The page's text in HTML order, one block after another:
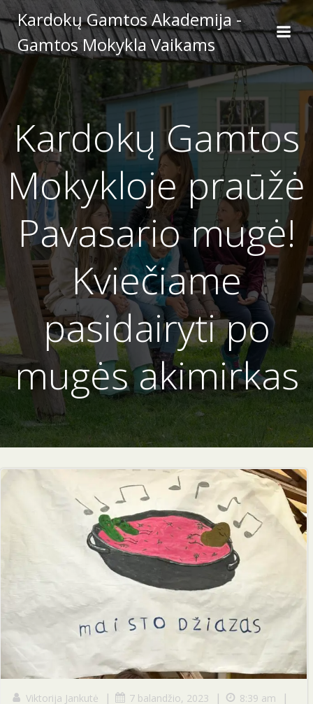
Skip
to
content
Kardokų Gamtos Akademija -
Gamtos Mokykla Vaikams
Kardokų Gamtos
Mokykloje praūžė
Pavasario mugė!
Kviečiame
pasidairyti po
mugės akimirkas
Viktorija Jankutė | 7 balandžio, 2023 | 8:39 am |